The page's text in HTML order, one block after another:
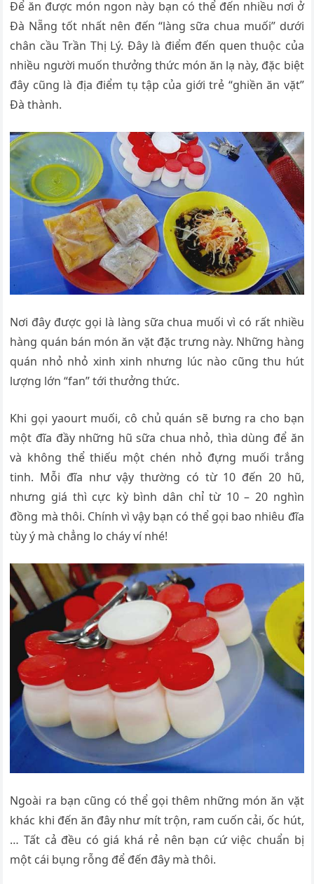
Để ăn được món ngon này bạn có thể đến nhiều nơi ở
Đà Nẵng tốt nhất nên đến “làng sữa chua muối” dưới
chân cầu Trần Thị Lý. Đây là điểm đến quen thuộc của
nhiều người muốn thưởng thức món ăn lạ này, đặc biệt
đây cũng là địa điểm tụ tập của giới trẻ “ghiền ăn vặt”
Đà thành.
Nơi đây được gọi là làng sữa chua muối vì có rất nhiều
hàng quán bán món ăn vặt đặc trưng này. Những hàng
quán nhỏ nhỏ xinh xinh nhưng lúc nào cũng thu hút
lượng lớn “fan” tới thưởng thức.
Khi gọi yaourt muối, cô chủ quán sẽ bưng ra cho bạn
một đĩa đầy những hũ sữa chua nhỏ, thìa dùng để ăn
và không thể thiếu một chén nhỏ đựng muối trắng
tinh. Mỗi đĩa như vậy thường có từ 10 đến 20 hũ,
nhưng giá thì cực kỳ bình dân chỉ từ 10 – 20 nghìn
đồng mà thôi. Chính vì vậy bạn có thể gọi bao nhiêu đĩa
tùy ý mà chẳng lo cháy ví nhé!
Ngoài ra bạn cũng có thể gọi thêm những món ăn vặt
khác khi đến ăn đây như mít trộn, ram cuốn cải, ốc hút,
… Tất cả đều có giá khá rẻ nên bạn cứ việc chuẩn bị
một cái bụng rỗng để đến đây mà thôi.